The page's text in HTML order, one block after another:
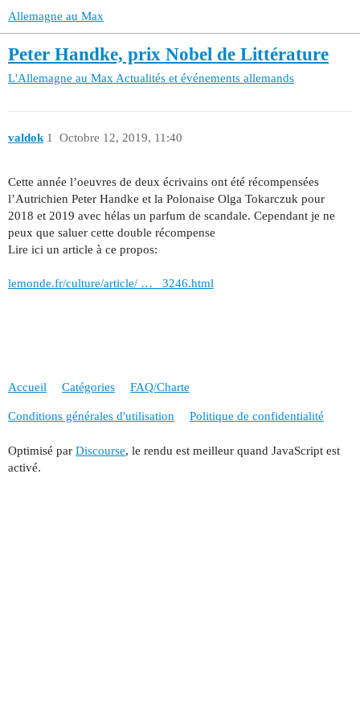
Allemagne au Max
Peter Handke, prix Nobel de Littérature
L'Allemagne au Max Actualités et événements allemands
valdok Octobre 12, 2019, 11:40
1
Cette année l’oeuvres de deux écrivains ont été récompensées
l’Autrichien Peter Handke et la Polonaise Olga Tokarczuk pour
2018 et 2019 avec hélas un parfum de scandale. Cependant je ne
peux que saluer cette double récompense
Lire ici un article à ce propos:
lemonde.fr/culture/article/ … _3246.html
Accueil Catégories FAQ/Charte
Conditions générales d'utilisation Politique de confidentialité
Optimisé par Discourse, le rendu est meilleur quand JavaScript est
activé.